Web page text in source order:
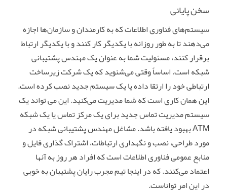
سخن پایانی
سیستم‌های فناوری اطلاعات که به کارمندان و سازمان‌ها اجازه
می‌دهند تا به طور روزانه با یکدیگر کار کنند و با یکدیگر ارتباط
برقرار کنند، مسئولیت شما به عنوان یک مهندس پشتیبانی
شبکه است. اساساً وقتی می‌شنوید که یک شرکت زیرساخت
ارتباطی خود را ارتقا داده یا یک سیستم جدید نصب کرده است.
این همان کاری است که شما مدیریت می‌کنید. این می‌ تواند یک
سیستم مدیریت تماس جدید برای یک مرکز تماس یا یک شبکه
ATM بهبود یافته باشد. مشاغل مهندس پشتیبانی شبکه در
مورد طراحی، نصب و نگهداری ارتباطات، اشتراک گذاری فایل و
منابع عمومی فناوری اطلاعات است که افراد هر روز به آنها
اعتماد می‌کنند. که در اینجا تیم مجرب رایان پشتیبان به خوبی
در این امر تواناست.